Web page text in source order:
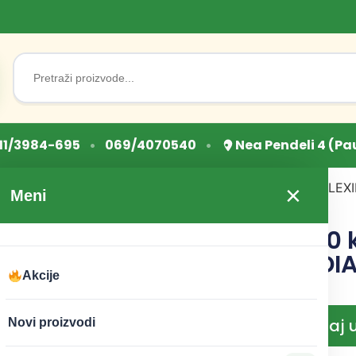
Search
for:
3984-695 • 069/4070540 • Nea Pendeli 4
Meni ×
Akcije
Novi proizvodi
Superhrana
/
FLEXIBILITY
ORGANIC
Dodaj